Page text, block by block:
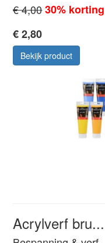
€ 4,0030% korting
€ 2,80
Bekijk product
Acrylverf bru...